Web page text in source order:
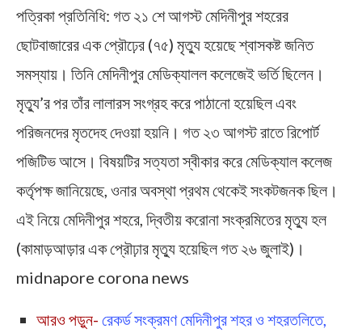
পত্রিকা প্রতিনিধি: গত ২১ শে আগস্ট মেদিনীপুর শহরের
ছোটবাজারের এক প্রৌঢ়ের (৭৫) মৃত্যু হয়েছে শ্বাসকষ্ট জনিত
সমস্যায়। তিনি মেদিনীপুর মেডিক্যালল কলেজেই ভর্তি ছিলেন।
মৃত্যু’র পর তাঁর লালারস সংগ্রহ করে পাঠানো হয়েছিল এবং
পরিজনদের মৃতদেহ দেওয়া হয়নি। গত ২৩ আগস্ট রাতে রিপোর্ট
পজিটিভ আসে। বিষয়টির সত্যতা স্বীকার করে মেডিক্যাল কলেজ
কর্তৃপক্ষ জানিয়েছে, ওনার অবস্থা প্রথম থেকেই সংকটজনক ছিল।
এই নিয়ে মেদিনীপুর শহরে, দ্বিতীয় করোনা সংক্রমিতের মৃত্যু হল
(কামাড়আড়ার এক প্রৌঢ়ার মৃত্যু হয়েছিল গত ২৬ জুলাই)।
midnapore corona news
আরও পড়ুন- রেকর্ড সংক্রমণ মেদিনীপুর শহর ও শহরতলিতে,